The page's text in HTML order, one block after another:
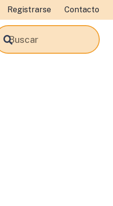
Registrarse Contacto